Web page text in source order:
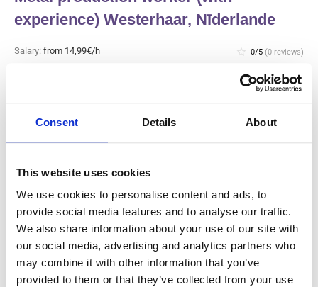
Consent Details About
This website uses cookies
We use cookies to personalise content and ads, to
provide social media features and to analyse our traffic.
We also share information about your use of our site with
our social media, advertising and analytics partners who
may combine it with other information that you’ve
provided to them or that they’ve collected from your use
experience) Westerhaar, Nīderlande
Salary: from 14,99€/h star_border 0/5 (0 reviews)
Available positions:
Gaļas rūpnīcas ražošanas darbinieks
un tīrītājs (ar pieredzi) Haarlem,
Nīderlande